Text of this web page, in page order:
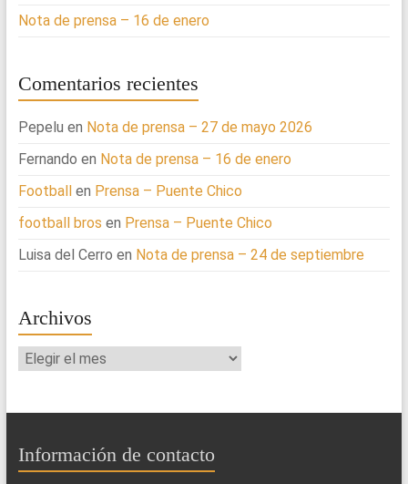
Nota de prensa – 16 de enero
Comentarios recientes
Pepelu en Nota de prensa – 27 de mayo 2026
Fernando en Nota de prensa – 16 de enero
Footballen Prensa – Puente Chico
football bros en Prensa – Puente Chico
Luisa del Cerro en Nota de prensa – 24 de septiembre
Archivos
Archivos
Información de contacto